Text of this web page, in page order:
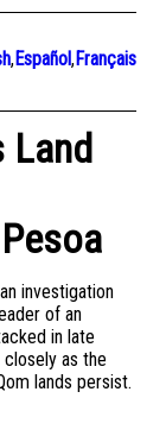
,Español,Français
Land
investigation
of an
in late
as the
lands persist.